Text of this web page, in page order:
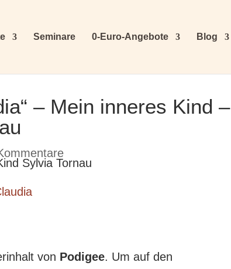
Seminare 0-Euro-Angebote Blog
– Mein inneres Kind –
von Podigee. Um auf den